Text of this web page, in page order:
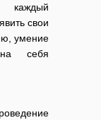
каждый
свои
умение
себя